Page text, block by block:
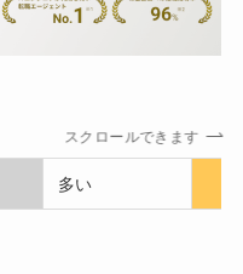
スクロールできます
多い